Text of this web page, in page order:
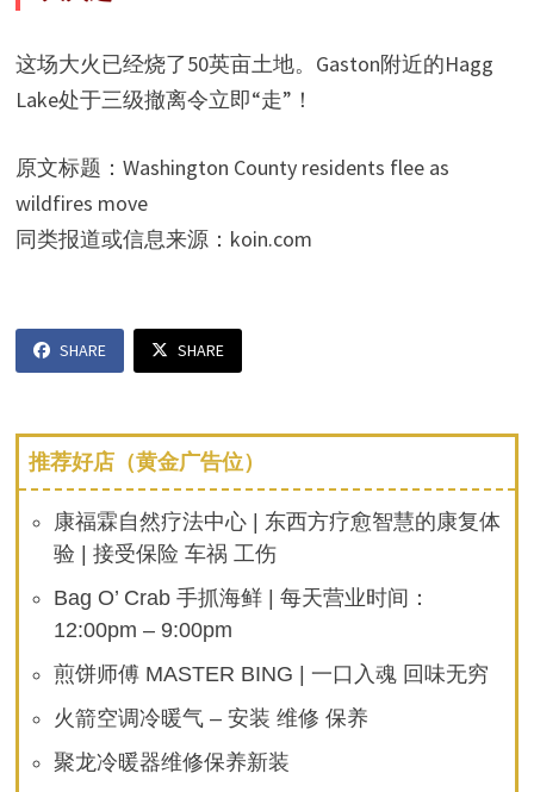
这场大火已经烧了50英亩土地。Gaston附近的Hagg
Lake处于三级撤离令立即“走”！
原文标题：Washington County residents flee as
wildfires move
同类报道或信息来源：koin.com
SHARE SHARE
推荐好店（黄金广告位）
康福霖自然疗法中心 | 东西方疗愈智慧的康复体
验 | 接受保险 车祸 工伤
Bag O’ Crab 手抓海鲜 | 每天营业时间：
12:00pm – 9:00pm
煎饼师傅 MASTER BING | 一口入魂 回味无穷
火箭空调冷暖气 – 安装 维修 保养
聚龙冷暖器维修保养新装